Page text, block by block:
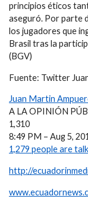
principios éticos
aseguró. Por parte
los jugadores que
Brasil tras la
(BGV)
Fuente: Twitter
Juan Martin
A LA OPINIÓN
1,310
8:49 PM – Aug 5,
1,279 people are
http://